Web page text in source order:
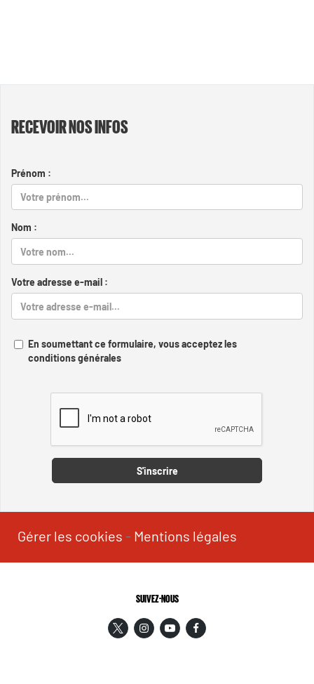
RECEVOIR NOS INFOS
Prénom :
Nom :
Votre adresse e-mail :
En soumettant ce formulaire, vous acceptez les
conditions générales
S'inscrire
Gérer les cookies - Mentions légales
SUIVEZ-NOUS